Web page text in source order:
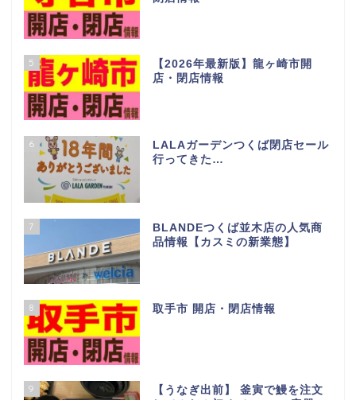
5
【2026年最新版】龍ヶ崎市開
店・閉店情報
6
LALAガーデンつくば閉店セール
行ってきた…
7
BLANDEつくば並木店の人気商
品情報【カスミの新業態】
8 取手市 開店・閉店情報
9
【うなぎ出前】 釜寅で鰻を注文